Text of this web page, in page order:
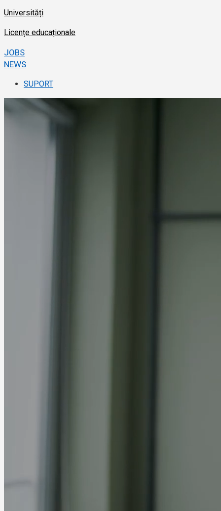
Universități
Licențe educaționale
JOBS
NEWS
SUPORT